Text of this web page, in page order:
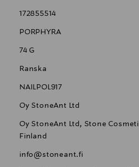
172855514
PORPHYRA
74 G
Ranska
NAILPOL917
Oy StoneAnt Ltd
Oy StoneAnt Ltd, Stone
Finland
info@stoneant.fi